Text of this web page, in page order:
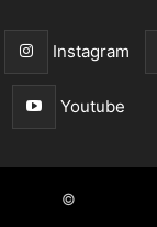
Instagram
Youtube
©